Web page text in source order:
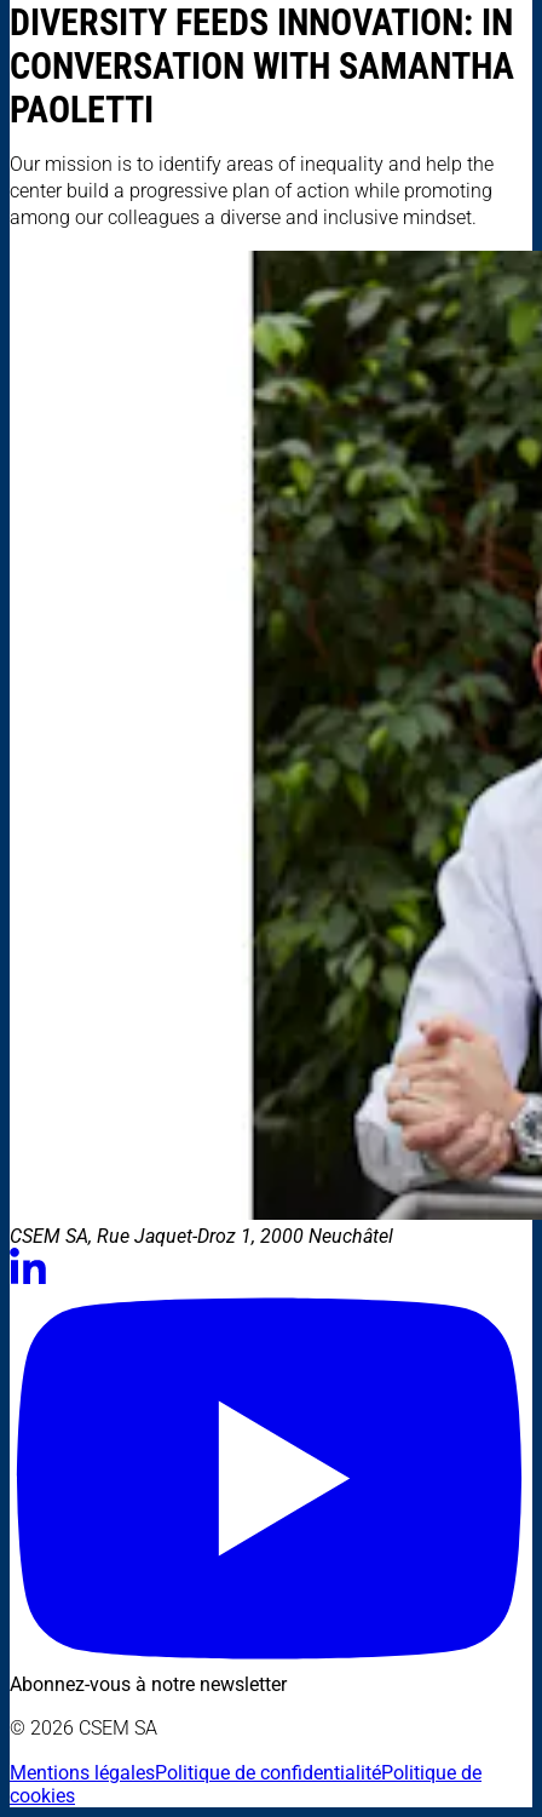
DIVERSITY FEEDS INNOVATION: IN
CONVERSATION WITH SAMANTHA
PAOLETTI
Our mission is to identify areas of inequality and help the
center build a progressive plan of action while promoting
among our colleagues a diverse and inclusive mindset.
CSEM SA, Rue Jaquet-Droz 1, 2000 Neuchâtel
Abonnez-vous à notre newsletter
© 2026 CSEM SA
Mentions légalesPolitique de confidentialitéPolitique de
cookies